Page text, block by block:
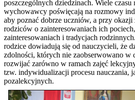
poszczególnych dziedzinach. Wiele czasu
wychowawcy poświęcają na rozmowy
aby poznać dobrze uczniów, a przy okazji
rodziców o zainteresowaniach ich
zainteresowaniach i tradycjach
rodzice dowiadują się od nauczycieli, że
zdolności, których nie zaobserwowano w
rozwijać zarówno w ramach zajęć
tzw. indywidualizacji procesu nauczania,
pozalekcyjnych.